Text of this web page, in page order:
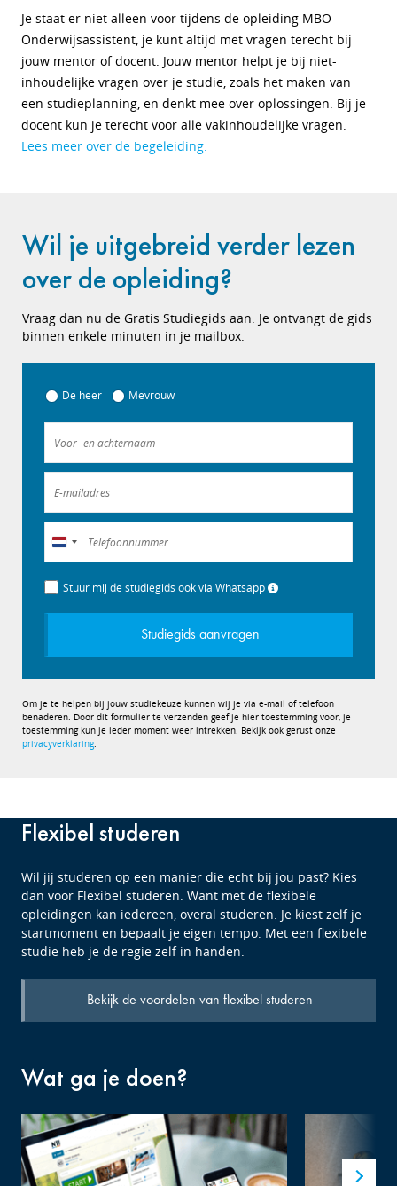
Je staat er niet alleen voor tijdens de opleiding MBO
Onderwijsassistent, je kunt altijd met vragen terecht bij
jouw mentor of docent. Jouw mentor helpt je bij niet-
inhoudelijke vragen over je studie, zoals het maken van
een studieplanning, en denkt mee over oplossingen. Bij je
docent kun je terecht voor alle vakinhoudelijke vragen.
Lees meer over de begeleiding.
Wil je uitgebreid verder lezen
over de opleiding?
Vraag dan nu de Gratis Studiegids aan. Je ontvangt de gids
binnen enkele minuten in je mailbox.
De heer Mevrouw
Nederland
+31
Stuur mij de studiegids ook via Whatsapp
Studiegids aanvragen
Om je te helpen bij jouw studiekeuze kunnen wij je via e-mail of telefoon
benaderen. Door dit formulier te verzenden geef je hier toestemming voor, je
toestemming kun je ieder moment weer intrekken. Bekijk ook gerust onze
privacyverklaring.
Flexibel studeren
Wil jij studeren op een manier die echt bij jou past? Kies
dan voor Flexibel studeren. Want met de flexibele
opleidingen kan iedereen, overal studeren. Je kiest zelf je
startmoment en bepaalt je eigen tempo. Met een flexibele
studie heb je de regie zelf in handen.
Bekijk de voordelen van flexibel studeren
Wat ga je doen?